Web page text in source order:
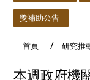
獎補助公告
首頁 研究推
本週政府機